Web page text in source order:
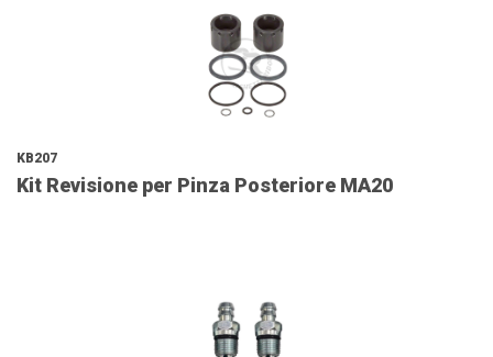
KB207
Kit Revisione per Pinza Posteriore MA20